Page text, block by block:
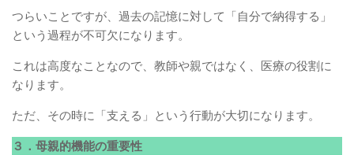
つらいことですが、過去の記憶に対して「自分で納得する」
という過程が不可欠になります。
これは高度なことなので、教師や親ではなく、医療の役割に
なります。
ただ、その時に「支える」という行動が大切になります。
３．母親的機能の重要性